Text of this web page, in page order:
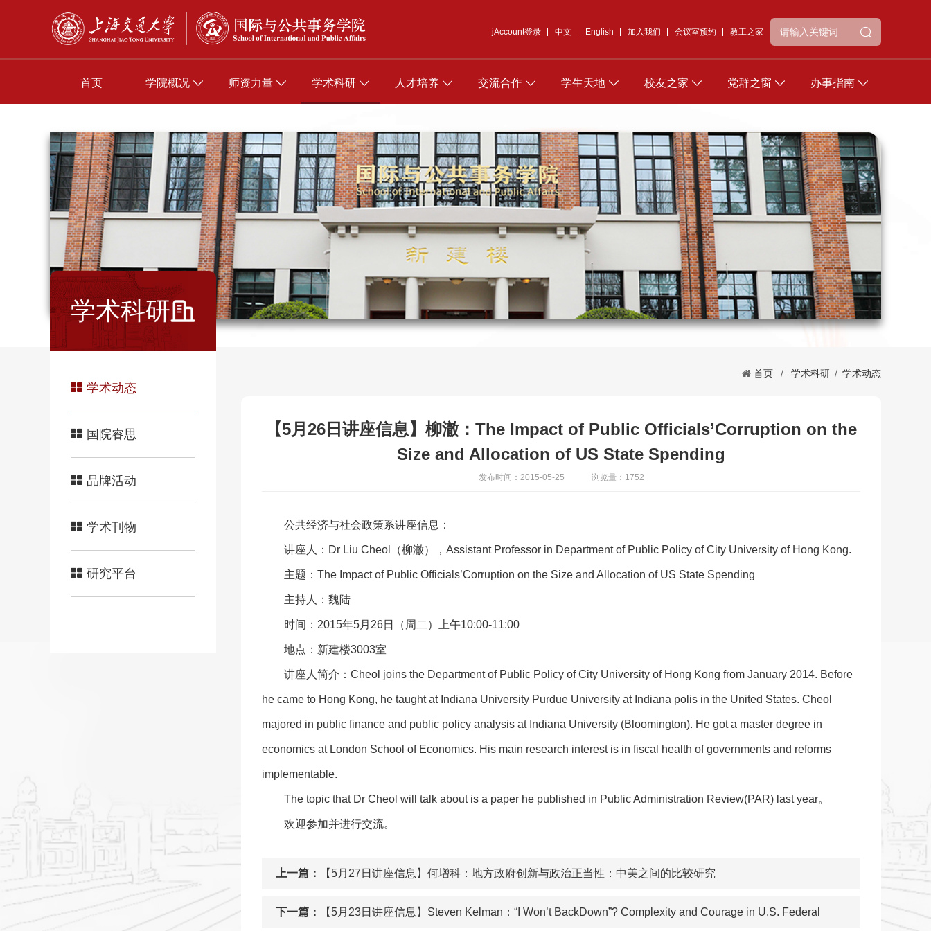
jAccount登录 中文 English 加入我们 会议室预约 教工之家
首页 学院概况 师资力量 学术科研 人才培养 交流合作 学生天地 校友之家 党群之窗 办事指南
学术科研
学术动态
国院睿思
品牌活动
学术刊物
研究平台
首页 / 学术科研 / 学术动态
【5月26日讲座信息】柳澈：The Impact of Public Officials’Corruption on the
Size and Allocation of US State Spending
发布时间：2015-05-25 浏览量：1752
公共经济与社会政策系讲座信息：
讲座人：Dr Liu Cheol（柳澈），Assistant Professor in Department of Public Policy of City University of Hong Kong.
主题：The Impact of Public Officials’Corruption on the Size and Allocation of US State Spending
主持人：魏陆
时间：2015年5月26日（周二）上午10:00-11:00
地点：新建楼3003室
讲座人简介：Cheol joins the Department of Public Policy of City University of Hong Kong from January 2014. Before
he came to Hong Kong, he taught at Indiana University Purdue University at Indiana polis in the United States. Cheol
majored in public finance and public policy analysis at Indiana University (Bloomington). He got a master degree in
economics at London School of Economics. His main research interest is in fiscal health of governments and reforms
implementable.
The topic that Dr Cheol will talk about is a paper he published in Public Administration Review(PAR) last year。
欢迎参加并进行交流。
上一篇： 【5月27日讲座信息】何增科：地方政府创新与政治正当性：中美之间的比较研究
下一篇： 【5月23日讲座信息】Steven Kelman：“I Won’t BackDown”? Complexity and Courage in U.S. Federal